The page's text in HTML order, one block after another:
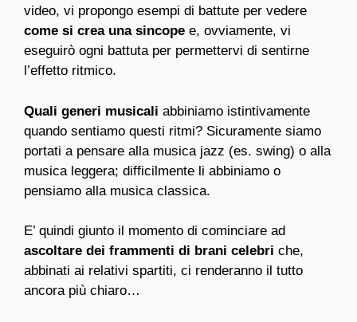
video, vi propongo esempi di battute per vedere
come si crea una sincope e, ovviamente, vi
eseguirò ogni battuta per permettervi di sentirne
l’effetto ritmico.
Quali generi musicali abbiniamo istintivamente
quando sentiamo questi ritmi? Sicuramente siamo
portati a pensare alla musica jazz (es. swing) o alla
musica leggera; difficilmente li abbiniamo o
pensiamo alla musica classica.
E’ quindi giunto il momento di cominciare ad
ascoltare dei frammenti di brani celebri che,
abbinati ai relativi spartiti, ci renderanno il tutto
ancora più chiaro…